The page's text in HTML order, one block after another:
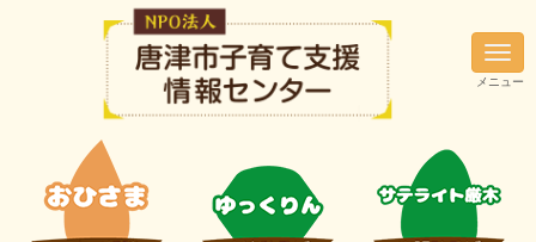
N
a
v
i
o
メニュー